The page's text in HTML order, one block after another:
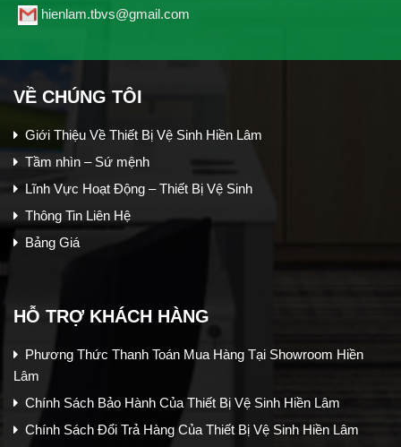
hienlam.tbvs@gmail.com
VỀ CHÚNG TÔI
Giới Thiệu Về Thiết Bị Vệ Sinh Hiền Lâm
Tầm nhìn – Sứ mệnh
Lĩnh Vực Hoạt Động – Thiết Bị Vệ Sinh
Thông Tin Liên Hệ
Bảng Giá
HỖ TRỢ KHÁCH HÀNG
Phương Thức Thanh Toán Mua Hàng Tại Showroom Hiền
Lâm
Chính Sách Bảo Hành Của Thiết Bị Vệ Sinh Hiền Lâm
Chính Sách Đổi Trả Hàng Của Thiết Bị Vệ Sinh Hiền Lâm